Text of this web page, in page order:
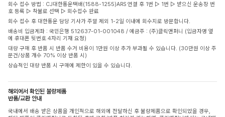
회수 접수 방법 : CJ대한통운택배(1588-1255)ARS 연결 후 1번 ▷ 1번 ▷ 받으신 운송장 번
호 등록 ▷ 착불로 선택 ▷ 회수접수 완료
회수 접수 후 대한통운 담당 기사가 주말 제외 1-2일 이내에 회수지로 방문합니다.
배송비 입금계좌 : 국민은행 512637-01-001048 / 예금주 : (주)클릭앤퍼니 (입금자명 옆
에 휴대폰 뒷번호 4자리 기재 요청)
대량 구매 후 반품 시 반품 수거 비용이 1만원 이상 추가 부과될 수 있습니다. (30만원 이상 주
문건/상품 개수 70% 이상 반품 시)
상습적인 대량 반품 시 구매에 제한이 있을 수 있습니다.
해외에서 확인된 불량제품
반품/교환 안내
국내에서 배송 받은 상품을 개인적으로 해외에 전달하신 후 불량제품으로 확인되었을 경우,